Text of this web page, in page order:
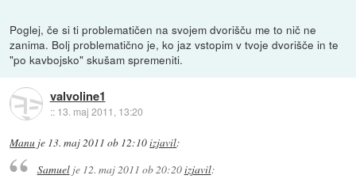
Poglej, če si ti problematičen na svojem dvorišču me to nič ne
zanima. Bolj problematično je, ko jaz vstopim v tvoje dvorišče in te
"po kavbojsko" skušam spremeniti.
valvoline1
:: 13. maj 2011, 13:20
Manu je 13. maj 2011 ob 12:10izjavil:
Samuelje 12. maj 2011 ob 20:20izjavil: